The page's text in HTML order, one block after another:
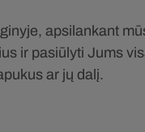
apsilankant
ir pasiūlyti Jums
ar jų dalį.